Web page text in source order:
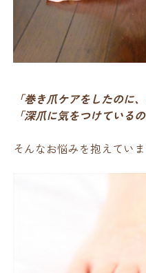
「巻き爪ケアをしたのに
「深爪に気をつけている
そんなお悩みを抱えてい